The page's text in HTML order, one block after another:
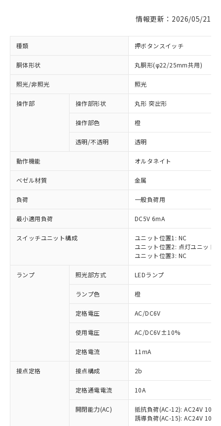
情報更新：2026/05/21
種類 押ボタンスイッチ
胴体形状 丸胴形(φ22/25mm共用)
照光/非照光 照光
操作部 操作部形状 丸形 突出形
操作部色 橙
透明/不透明 透明
動作機能 オルタネイト
ベゼル材質 金属
負荷 一般負荷用
最小適用負荷 DC5V 6mA
スイッチユニット構成
ユニット位置1: NC
ユニット位置2: 点灯ユニット
ユニット位置3: NC
ランプ 照光部方式 LEDランプ
ランプ色 橙
定格電圧 AC/DC6V
使用電圧 AC/DC6V±10%
定格電流 11mA
接点定格 接点構成 2b
定格通電電流 10A
開閉能力(AC)
抵抗負荷(AC-12): AC24V 10A/
誘導負荷(AC-15): AC24V
ご利用条件
以下の条件をお読みいただき、同意のうえ
ご利用ください。
本サービスは、当社制御機器事業取扱
商品の当社在庫状況および標準価格
(税抜)を提供させていただくもので
当社制御機器事業取扱商品の中には、
対応済み：EU RoHS指令（10物質）の
非含有に対応した製品が提供可能な商品で
対応予定：EU RoHS指令（10物質）の非含
有に対応した製品に切り替える予定のある
対応予定なし：EU RoHS指令（10物質）の
非含有に非対応の商品で、対応品を出す予
調査・確認中：EU RoHS指令（10物質）の
非含有の対応状況を調査中または確認中の
非該当品：ライセンス料など無形物で、有
害物質有無と関係のない商品です。
仕入先様の事情により、非含有部品として
「○」：最大均質材料含有率が中国RoHSの
基準値以下であることを示します。
「×」：最大均質材料含有率が中国RoHSの